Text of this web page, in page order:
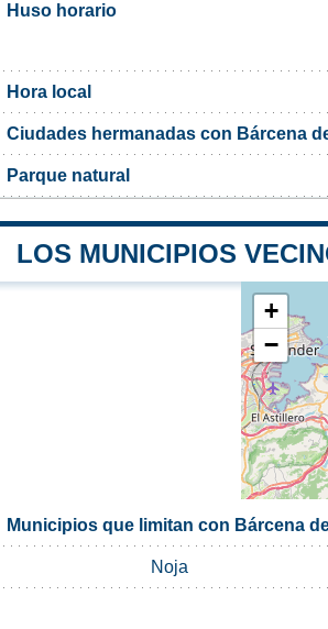
Huso horario
Hora local
Ciudades hermanadas con Bárcena
Parque natural
LOS MUNICIPIOS
+
−
Municipios que limitan con Bárcena
Noja